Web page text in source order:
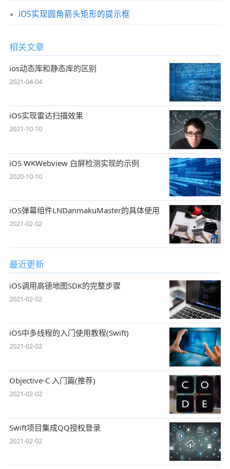
iOS实现圆角箭头矩形的提示框
相关文章
ios动态库和静态库的区别
2021-04-04
iOS实现雷达扫描效果
2021-10-10
iOS WKWebview 白屏检测实现的示例
2020-10-10
iOS弹幕组件LNDanmakuMaster的具体使用
2021-02-02
最近更新
iOS调用高德地图SDK的完整步骤
2021-02-02
iOS中多线程的入门使用教程(Swift)
2021-02-02
Objective-C 入门篇(推荐)
2021-02-02
Swift项目集成QQ授权登录
2021-02-02